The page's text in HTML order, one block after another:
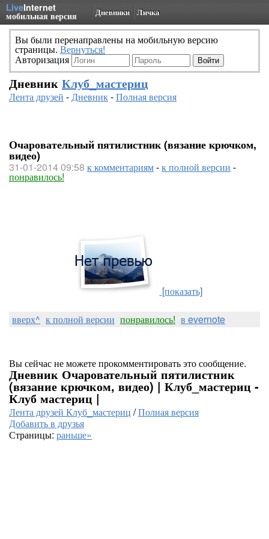
LiveInternet
мобильная версия Дневники Личка
Вы были перенаправлены на мобильную версию
страницы. Вернуться!
Авторизация
Дневник Клуб_мастериц
Лента друзей -Дневник-Полная версия
Очаровательный пятилистник (вязание крючком,
видео)
31-01-2014 09:58 к комментариям-к полной версии -
понравилось!
[показать]
вверх^ к полной версии понравилось! в evernote
Вы сейчас не можете прокомментировать это сообщение.
Дневник Очаровательный пятилистник
(вязание крючком, видео) | Клуб_мастериц -
Клуб мастериц |
Лента друзей Клуб_мастериц /Полная версия
Добавить в друзья
Страницы: раньше»